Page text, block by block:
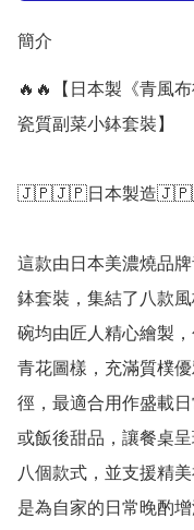
簡介
🔥🔥【日本製《青風
瓷質副菜小鉢套裝】
🇯🇵🇯🇵日本製造
這款由日本美濃燒品
鉢套裝，集結了八款
碗均由匠人精心繪製
青花圖樣，充滿質樸
徑，最適合用作盛載
或飯後甜品，讓餐桌
八個款式，並支援精
是為自家的日常晚酌